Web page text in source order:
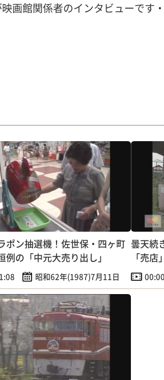
画館関係者のインタビューです・
ポン抽選機！佐世保・四ヶ町
例の「中元大売り出し」
昭和62年(1987)7月11日
曇天続
「売